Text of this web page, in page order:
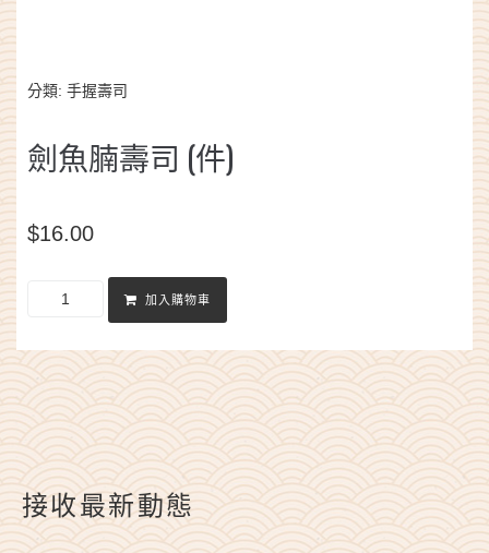
分類: 手握壽司
劍魚腩壽司 (件)
$16.00
加入購物車
接收最新動態